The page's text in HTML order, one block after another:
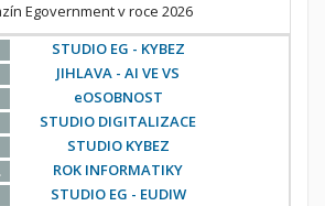
Egovernment v roce 2026
STUDIO EG - KYBEZ
JIHLAVA - AI VE VS
eOSOBNOST
STUDIO DIGITALIZACE
STUDIO KYBEZ
ROK INFORMATIKY
STUDIO EG - EUDIW